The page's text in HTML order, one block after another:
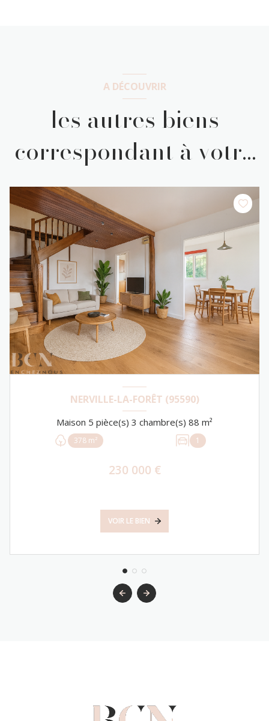
A DÉCOUVRIR
les autres biens
correspondant à votre
recherche
NERVILLE-LA-FORÊT (95590)
Maison 5 pièce(s) 3 chambre(s) 88 m²
378 m² 1
230 000 €
VOIR LE BIEN